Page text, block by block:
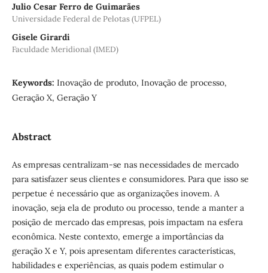
Julio Cesar Ferro de Guimarães
Universidade Federal de Pelotas (UFPEL)
Gisele Girardi
Faculdade Meridional (IMED)
Keywords: Inovação de produto, Inovação de processo,
Geração X, Geração Y
Abstract
As empresas centralizam-se nas necessidades de mercado
para satisfazer seus clientes e consumidores. Para que isso se
perpetue é necessário que as organizações inovem. A
inovação, seja ela de produto ou processo, tende a manter a
posição de mercado das empresas, pois impactam na esfera
econômica. Neste contexto, emerge a importâncias da
geração X e Y, pois apresentam diferentes características,
habilidades e experiências, as quais podem estimular o